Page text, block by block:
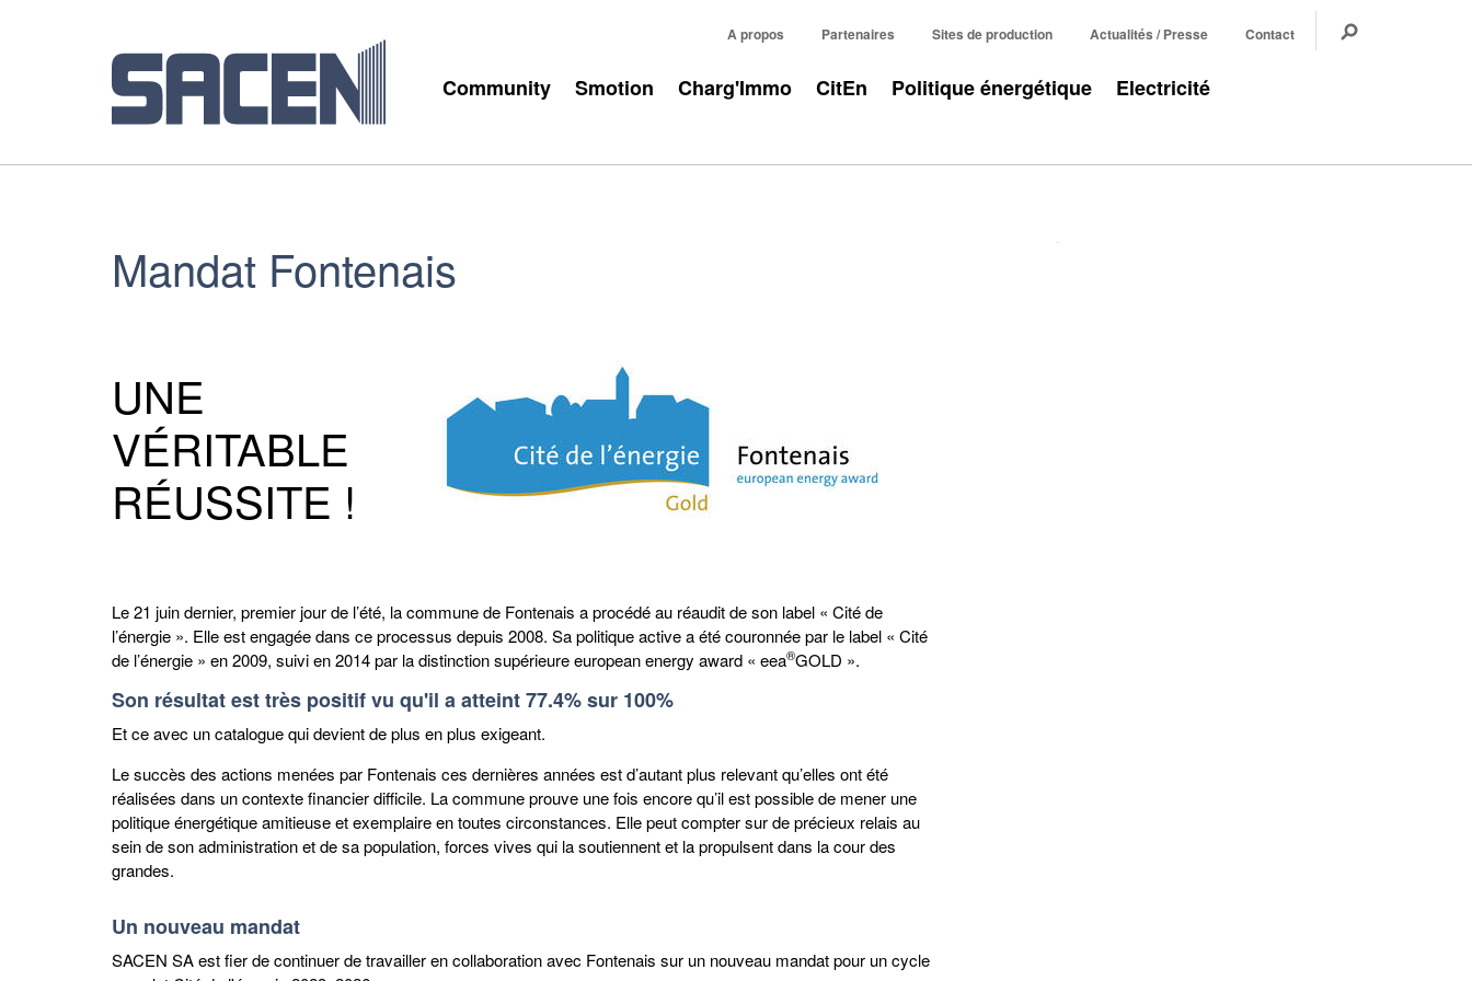
A propos Partenaires Sites de production Actualités / Presse Contact
Community Smotion Charg'Immo CitEn Politique énergétique Electricité
Mandat Fontenais
UNE
VÉRITABLE
RÉUSSITE !
Le 21 juin dernier, premier jour de l’été, la commune de Fontenais a procédé au réaudit de son label « Cité de
l’énergie ». Elle est engagée dans ce processus depuis 2008. Sa politique active a été couronnée par le label « Cité
de l’énergie » en 2009, suivi en 2014 par la distinction supérieure european energy award « eea®GOLD ».
Son résultat est très positif vu qu'il a atteint 77.4% sur 100%
Et ce avec un catalogue qui devient de plus en plus exigeant.
Le succès des actions menées par Fontenais ces dernières années est d’autant plus relevant qu’elles ont été
réalisées dans un contexte financier difficile. La commune prouve une fois encore qu’il est possible de mener une
politique énergétique amitieuse et exemplaire en toutes circonstances. Elle peut compter sur de précieux relais au
sein de son administration et de sa population, forces vives qui la soutiennent et la propulsent dans la cour des
grandes.
Un nouveau mandat
SACEN SA est fier de continuer de travailler en collaboration avec Fontenais sur un nouveau mandat pour un cycle